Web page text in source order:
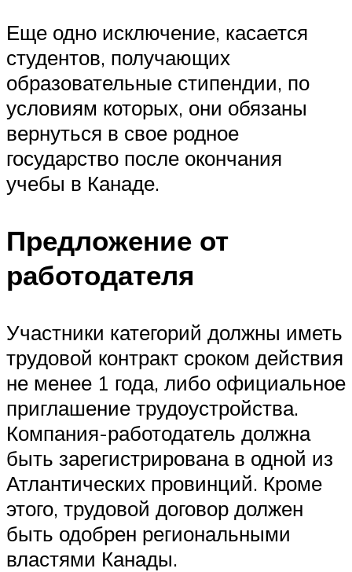
Еще одно исключение, касается
студентов, получающих
образовательные стипендии, по
условиям которых, они обязаны
вернуться в свое родное
государство после окончания
учебы в Канаде.
Предложение от
работодателя
Участники категорий должны иметь
трудовой контракт сроком действия
не менее 1 года, либо официальное
приглашение трудоустройства.
Компания-работодатель должна
быть зарегистрирована в одной из
Атлантических провинций. Кроме
этого, трудовой договор должен
быть одобрен региональными
властями Канады.